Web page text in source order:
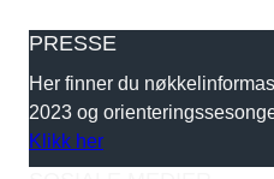
PRESSE
Her finner du
2023 og
Klikk her